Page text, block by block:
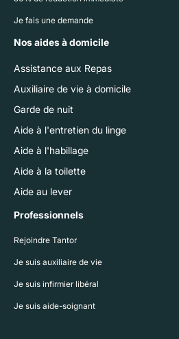
Je fais une demande
Nos aides à domicile
Assistance aux Repas
Auxiliaire de vie à domicile
Garde de nuit
Aide à l'entretien du linge
Aide à l'habillage
Aide à la toilette
Aide au lever
Professionnels
Rejoindre Tantor
Je suis auxiliaire de vie
Je suis infirmier libéral
Je suis aide-soignant